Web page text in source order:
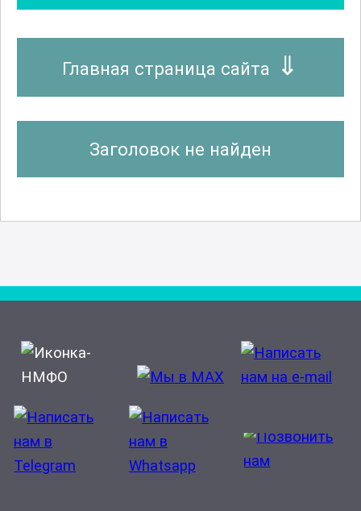
Главная страница сайта
Заголовок не найден